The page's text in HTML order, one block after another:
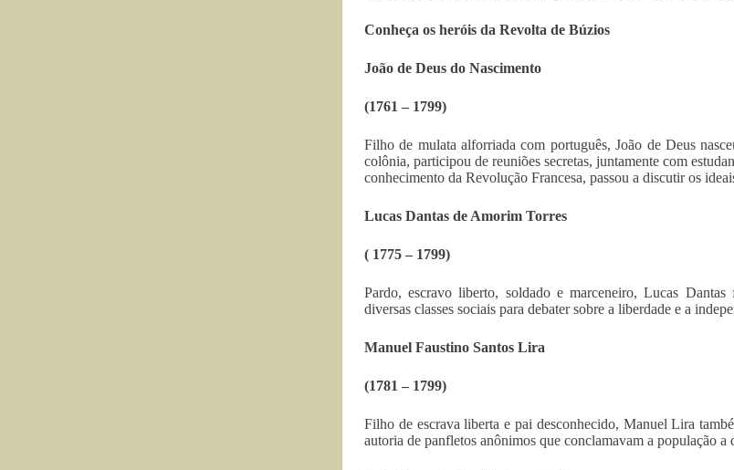
Conheça os heróis da Revolta de Búzios
João de Deus do Nascimento
(1761 – 1799)
Filho de mulata alforriada com português, João de Deus
colônia, participou de reuniões secretas, juntamente com
conhecimento da Revolução Francesa, passou a discutir os
Lucas Dantas de Amorim Torres
( 1775 – 1799)
Pardo, escravo liberto, soldado e marceneiro, Lucas
diversas classes sociais para debater sobre a liberdade e a
Manuel Faustino Santos Lira
(1781 – 1799)
Filho de escrava liberta e pai desconhecido, Manuel Lira
autoria de panfletos anônimos que conclamavam a população a